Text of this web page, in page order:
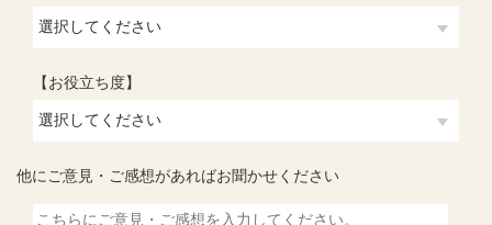
【お役立ち度】
他にご意見・ご感想があればお聞かせください